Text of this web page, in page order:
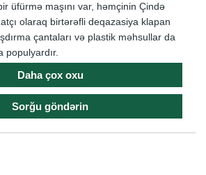
üfürmə maşını var, həmçinin Çində
olaraq birtərəfli deqazasiya klapan
çantaları və plastik məhsullar da
populyardır.
Daha çox oxu
Sorğu göndərin